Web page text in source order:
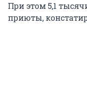
При этом 5,1
приюты,